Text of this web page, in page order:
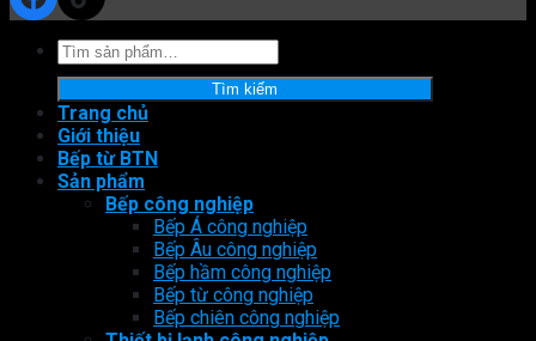
Tìm
kiếm:
Tìm kiếm
Trang chủ
Giới thiệu
Bếp từ BTN
Sản phẩm
Bếp công nghiệp
Bếp Á công nghiệp
Bếp Âu công nghiệp
Bếp hầm công nghiệp
Bếp từ công nghiệp
Bếp chiên công nghiệp